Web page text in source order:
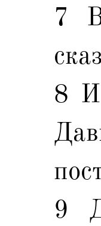
7
8 И
9